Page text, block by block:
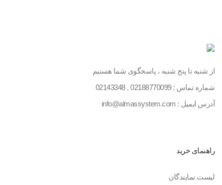
از شنبه تا پنج شنبه ، پاسخگوی شما هستیم
شماره تماس :02188770099
,
02143348
آدرس ایمیل : info@almassystem.com
راهنمای خرید
لیست نمایندگان